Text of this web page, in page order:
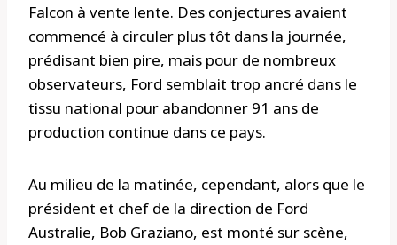
Falcon à vente lente. Des conjectures avaient
commencé à circuler plus tôt dans la journée,
prédisant bien pire, mais pour de nombreux
observateurs, Ford semblait trop ancré dans le
tissu national pour abandonner 91 ans de
production continue dans ce pays.
Au milieu de la matinée, cependant, alors que le
président et chef de la direction de Ford
Australie, Bob Graziano, est monté sur scène,